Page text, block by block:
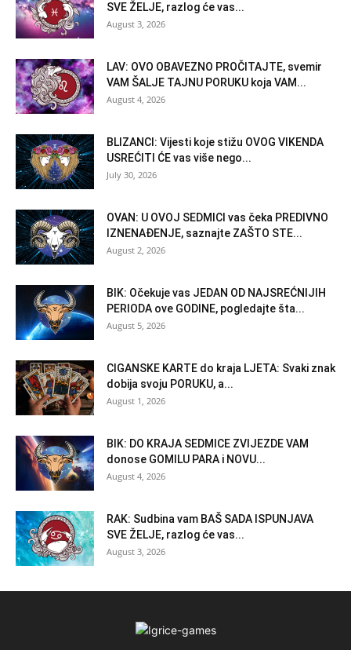
SVE ŽELJE, razlog će vas...
August 3, 2026
LAV: OVO OBAVEZNO PROČITAJTE, svemir
VAM ŠALJE TAJNU PORUKU koja VAM...
August 4, 2026
BLIZANCI: Vijesti koje stižu OVOG VIKENDA
USREĆITI ĆE vas više nego...
July 30, 2026
OVAN: U OVOJ SEDMICI vas čeka PREDIVNO
IZNENAĐENJE, saznajte ZAŠTO STE...
August 2, 2026
BIK: Očekuje vas JEDAN OD NAJSREĆNIJIH
PERIODA ove GODINE, pogledajte šta...
August 5, 2026
CIGANSKE KARTE do kraja LJETA: Svaki znak
dobija svoju PORUKU, a...
August 1, 2026
BIK: DO KRAJA SEDMICE ZVIJEZDE VAM
donose GOMILU PARA i NOVU...
August 4, 2026
RAK: Sudbina vam BAŠ SADA ISPUNJAVA
SVE ŽELJE, razlog će vas...
August 3, 2026